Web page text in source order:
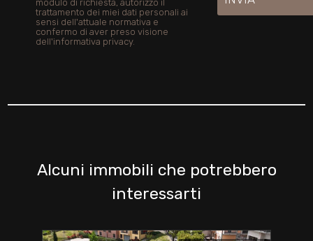
modulo di richiesta, autorizzo il
trattamento dei miei dati personali ai
sensi dell'attuale normativa e
confermo di aver preso visione
dell'informativa privacy.
Alcuni immobili che potrebbero
interessarti